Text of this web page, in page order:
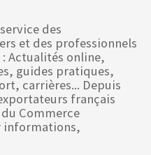
des
et des professionnels
Actualités online,
guides pratiques,
carrières... Depuis
français
Commerce
informations,